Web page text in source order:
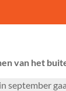
van het
september